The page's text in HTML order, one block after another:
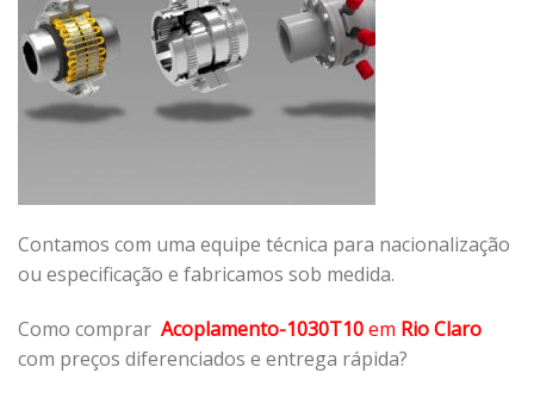
Contamos com uma equipe técnica para nacionalização
ou especificação e fabricamos sob medida.
Como comprar Acoplamento-1030T10em Rio Claro
com preços diferenciados e entrega rápida?